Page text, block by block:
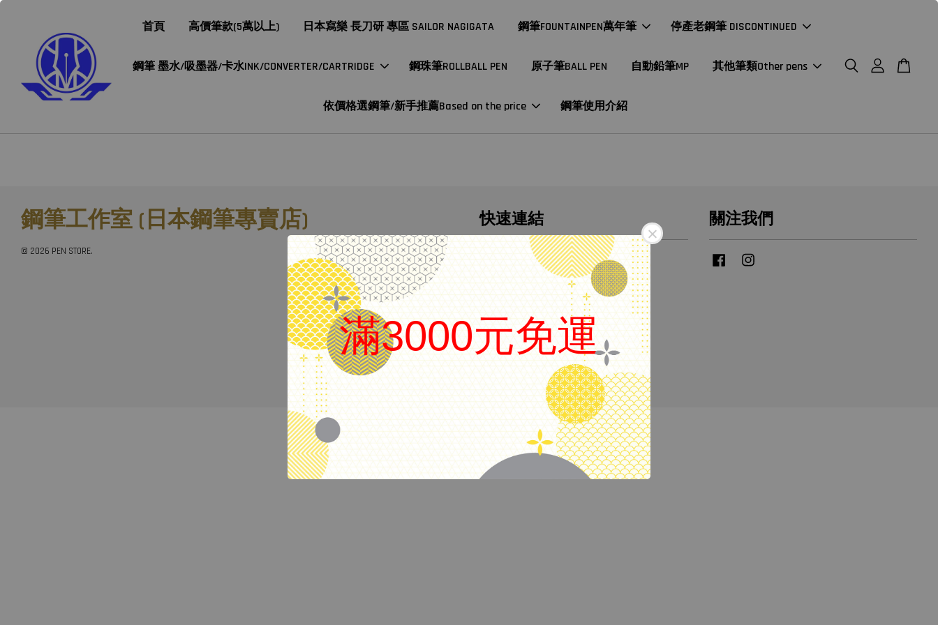
滿3000元免運
.
首頁 高價筆款(5萬以上) 日本寫樂 長刀研 專區 SAILOR NAGIGATA 鋼筆FOUNTAINPEN萬年筆 停產老鋼筆 DISCONTINUED
鋼筆 墨水/吸墨器/卡水INK/CONVERTER/CARTRIDGE 鋼珠筆ROLLBALL PEN 原子筆BALL PEN 自動鉛筆MP 其他筆類Other pens
依價格選鋼筆/新手推薦Based on the price 鋼筆使用介紹
鋼筆工作室 (日本鋼筆專賣店)
© 2026 PEN STORE.
快速連結
探吉國際有限公司 統編52713486
關注我們
Facebook
服務條款 | 隱私政策 | 退款政策